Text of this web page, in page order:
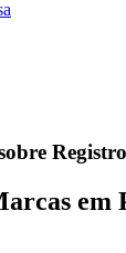
em